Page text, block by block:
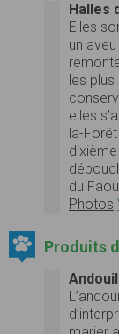
Halles
Elles
un
les
elles
la-
du
Photos
Produits